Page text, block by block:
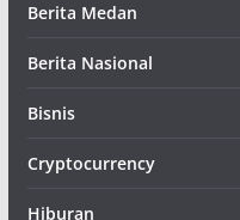
Berita Medan
Berita Nasional
Bisnis
Cryptocurrency
Hiburan